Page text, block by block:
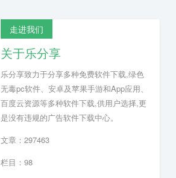
走进我们
关于乐分享
乐分享致力于分享多种免费软件下载,绿色
无毒pc软件、安卓及苹果手游和App应用、
百度云资源等多种软件下载,供用户选择,更
是没有违规的广告软件下载中心。
文章：297463
栏目：98